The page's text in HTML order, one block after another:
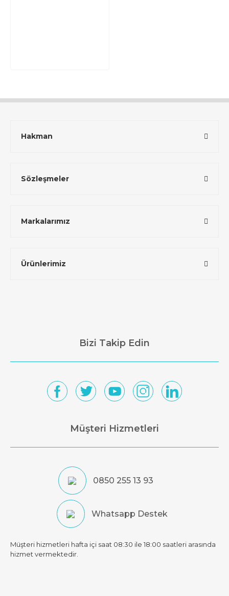
Hakman
Sözleşmeler
Markalarımız
Ürünlerimiz
Bizi Takip Edin
Müşteri Hizmetleri
0850 255 13 93
Whatsapp Destek
Müşteri hizmetleri hafta içi saat 08:30 ile 18:00 saatleri arasında
hizmet vermektedir.